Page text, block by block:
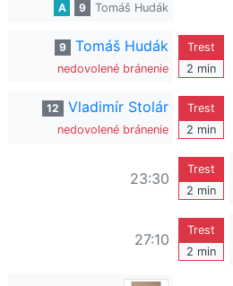
A 9 Tomáš Hudák
9 Tomáš Hudák
nedovolené bránenie
Trest
2 min
12 Vladimír Stolár
nedovolené bránenie
Trest
2 min
23:30
Trest
2 min
27:10
Trest
2 min